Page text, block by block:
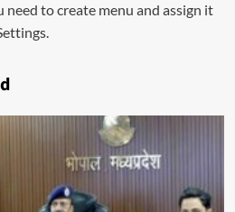
need to create menu and assign it